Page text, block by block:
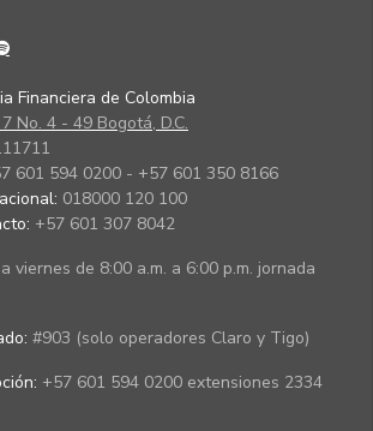
Financiera de Colombia
No. 4 - 49 Bogotá, D.C.
601 594 0200 - +57 601 350 8166
018000 120 100
+57 601 307 8042
viernes de 8:00 a.m. a 6:00 p.m. jornada
#903 (solo operadores Claro y Tigo)
+57 601 594 0200 extensiones 2334